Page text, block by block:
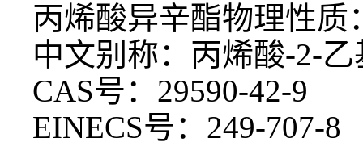
丙烯酸异辛酯物理性质
中文别称：丙烯酸-2-
CAS号：29590-42-9
EINECS号：249-707-8